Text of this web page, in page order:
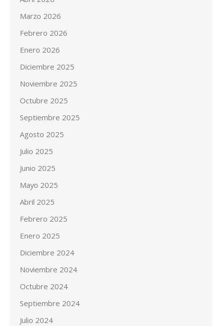
Marzo 2026
Febrero 2026
Enero 2026
Diciembre 2025
Noviembre 2025
Octubre 2025
Septiembre 2025
Agosto 2025
Julio 2025
Junio 2025
Mayo 2025
Abril 2025
Febrero 2025
Enero 2025
Diciembre 2024
Noviembre 2024
Octubre 2024
Septiembre 2024
Julio 2024